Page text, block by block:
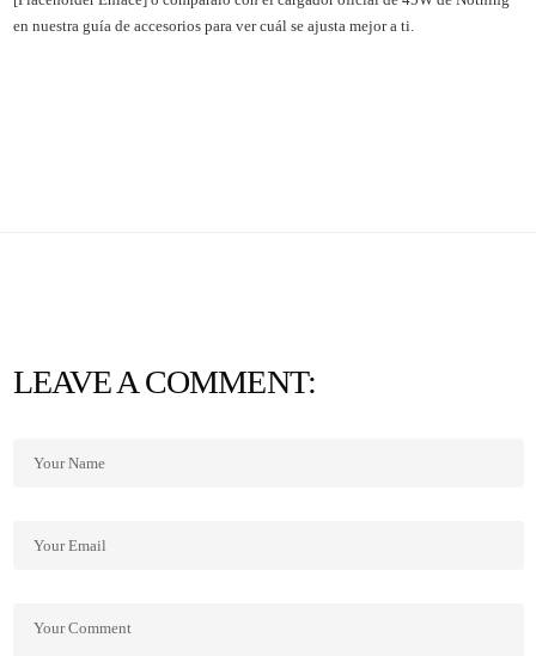
en nuestra guía de accesorios para ver cuál se ajusta mejor a ti.
LEAVE A COMMENT: